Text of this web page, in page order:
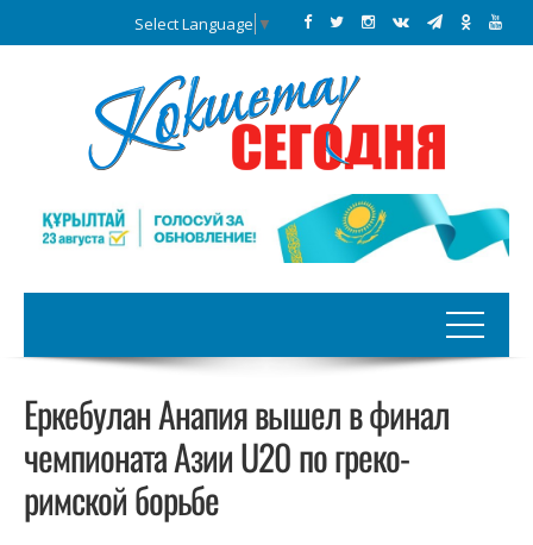
Select Language ▼
Еркебулан Анапия вышел в финал
чемпионата Азии U20 по греко-
римской борьбе